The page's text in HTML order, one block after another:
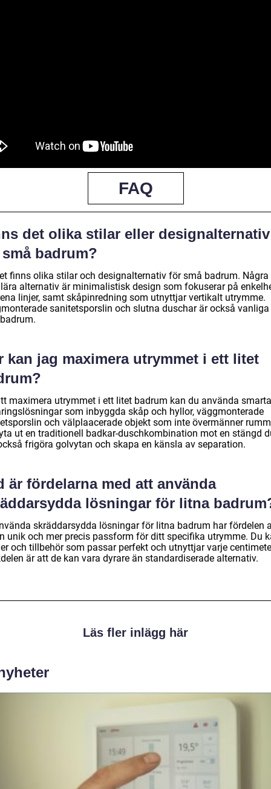
FAQ
det olika stilar eller designalternativ
badrum?
finns olika stilar och designalternativ för små badrum. Några
alternativ är minimalistisk design som fokuserar på
linjer, samt skåpinredning som utnyttjar vertikalt utrymme.
sanitetsporslin och slutna duschar är också vanliga
kan jag maximera utrymmet i ett litet
maximera utrymmet i ett litet badrum kan du använda smarta
som inbyggda skåp och hyllor, väggmonterade
och välplaacerade objekt som inte övermänner
ut en traditionell badkar-duschkombination mot en stängd
frigöra golvytan och skapa en känsla av separation.
är fördelarna med att använda
lösningar för litna
skräddarsydda lösningar för litna badrum har fördelen
unik och mer precis passform för ditt specifika utrymme. Du
och tillbehör som passar perfekt och utnyttjar varje
är att de kan vara dyrare än standardiserade alternativ.
Läs fler inlägg här